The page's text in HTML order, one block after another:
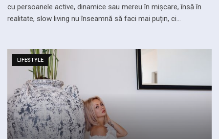
cu persoanele active, dinamice sau mereu în mișcare, însă în
realitate, slow living nu înseamnă să faci mai puțin, ci…
LIFESTYLE